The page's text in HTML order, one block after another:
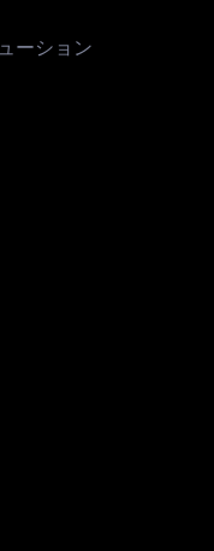
ーション